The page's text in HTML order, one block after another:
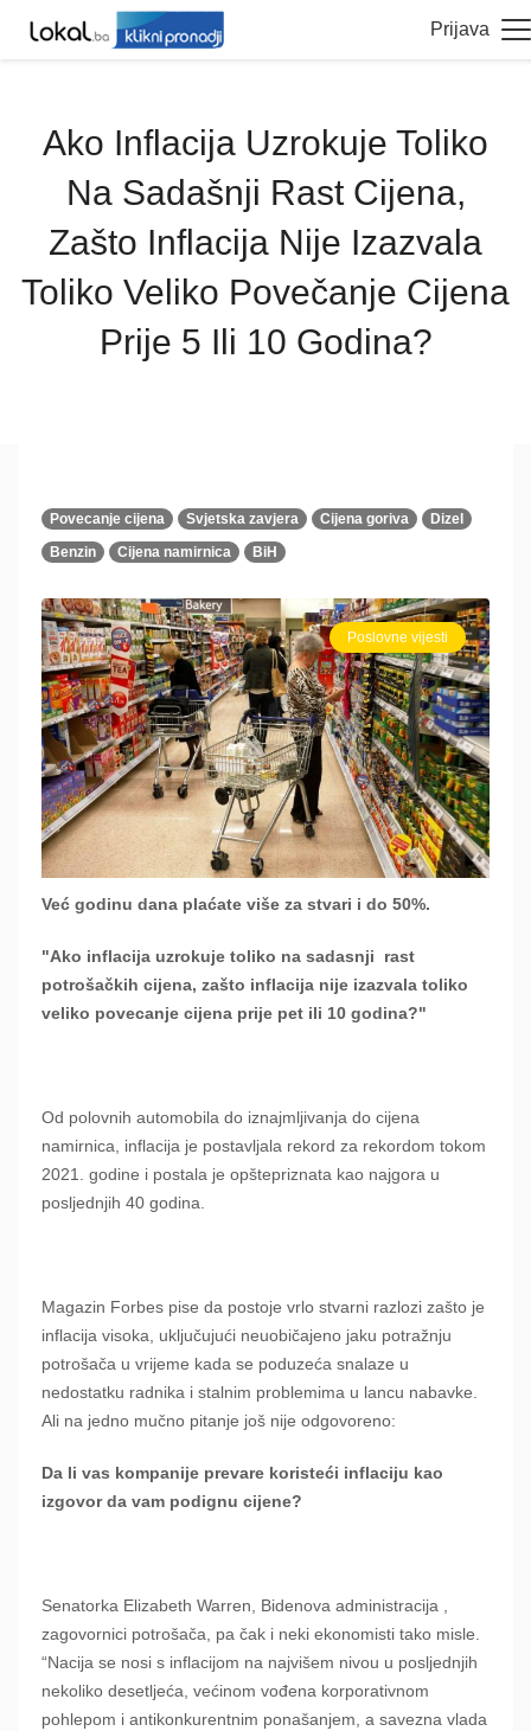
Prijava
Ako Inflacija Uzrokuje Toliko
Na Sadašnji Rast Cijena,
Zašto Inflacija Nije Izazvala
Toliko Veliko Povečanje Cijena
Prije 5 Ili 10 Godina?
Povecanje cijena Svjetska zavjera Cijena goriva
Dizel
Benzin
Cijena namirnica BiH
Poslovne vijesti
Već godinu dana plaćate više za stvari i do 50%.
"Ako inflacija uzrokuje toliko na sadasnji
rast
potrošačkih cijena, zašto inflacija nije izazvala toliko
veliko povecanje cijena prije pet ili 10 godina?"
Od polovnih automobila do iznajmljivanja do cijena
namirnica, inflacija je postavljala rekord za rekordom tokom
2021. godine i postala je opštepriznata kao najgora u
posljednjih 40 godina.
Magazin Forbes pise da postoje vrlo stvarni razlozi zašto je
inflacija visoka, uključujući neuobičajeno jaku potražnju
potrošača u vrijeme kada se poduzeća snalaze u
nedostatku radnika i stalnim problemima u lancu nabavke.
Ali na jedno mučno pitanje još nije odgovoreno:
Da li vas kompanije prevare koristeći inflaciju kao
izgovor da vam podignu cijene?
Senatorka Elizabeth Warren, Bidenova administracija ,
zagovornici potrošača, pa čak i neki ekonomisti tako misle.
“Nacija se nosi s inflacijom na najvišem nivou u posljednjih
nekoliko desetljeća, većinom vođena korporativnom
pohlepom i antikonkurentnim ponašanjem, a savezna vlada